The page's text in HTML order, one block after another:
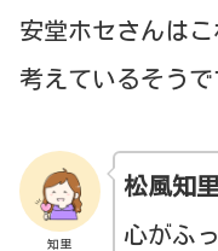
安堂ホセさんは
考えているそうで
知里
松風知
心がふ